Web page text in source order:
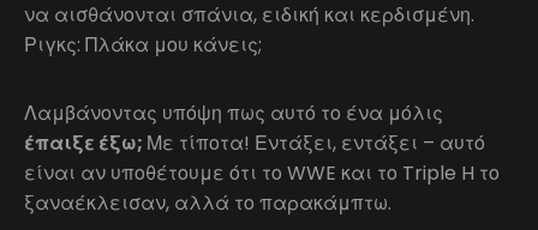
να αισθάνονται σπάνια, ειδική και κερδισμένη.
Ριγκς: Πλάκα μου κάνεις;
Λαμβάνοντας υπόψη πως αυτό το ένα μόλις
έπαιξε έξω; Με τίποτα! Εντάξει, εντάξει – αυτό
είναι αν υποθέτουμε ότι το WWE και το Triple H το
ξαναέκλεισαν, αλλά το παρακάμπτω.